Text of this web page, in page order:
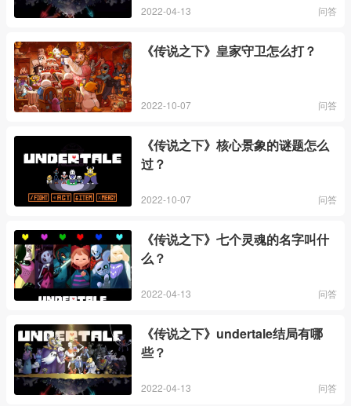
2022-04-13 问答
《传说之下》皇家守卫怎么打？
2022-10-07 问答
《传说之下》核心景象的谜题怎么
过？
2022-10-07 问答
《传说之下》七个灵魂的名字叫什
么？
2022-04-13 问答
《传说之下》undertale结局有哪
些？
2022-04-13 问答